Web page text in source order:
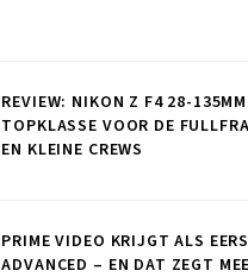
REVIEW: NIKON Z F4 28-
TOPKLASSE VOOR DE
EN KLEINE CREWS
PRIME VIDEO KRIJGT ALS
ADVANCED – EN DAT ZEGT